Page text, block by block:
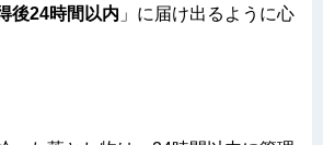
後24時間以内 」に届け出るように心